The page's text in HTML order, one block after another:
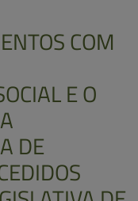
COM
E O
DE